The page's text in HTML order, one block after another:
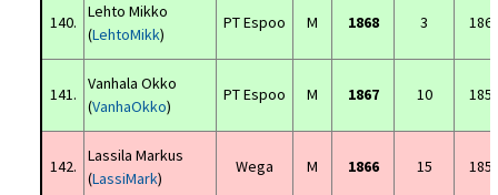
140.
Lehto Mikko
(LehtoMikk)
PT Espoo M 1868 3
141.
Vanhala Okko
(VanhaOkko)
PT Espoo M 1867 10
142.
Lassila Markus
(LassiMark)
Wega M 1866 15